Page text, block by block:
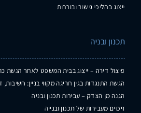
ייצוג בהליכי גישור ובוררות
תכנון ובניה
פיצול דירה – ייצוג בבית המשפט לאחר הגשת
הגשת התנגדות בגין חריגה מקווי בניין:
הגנה מן הצדק – עבירות תכנון ובניה
זיכוים מעבירות של תכנון ובנייה